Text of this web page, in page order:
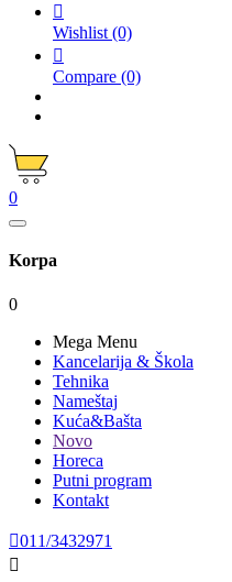

Wishlist (0)

Compare (0)
0
Korpa
0
Mega Menu
Kancelarija & Škola
Tehnika
Nameštaj
Kuća&Bašta
Novo
Horeca
Putni program
Kontakt
011/3432971
